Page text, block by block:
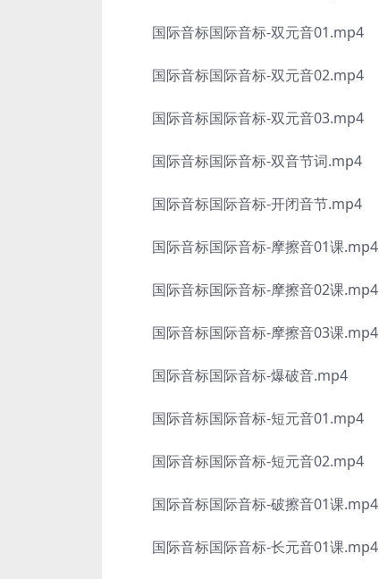
国际音标国际音标-双元音01.mp4
国际音标国际音标-双元音02.mp4
国际音标国际音标-双元音03.mp4
国际音标国际音标-双音节词.mp4
国际音标国际音标-开闭音节.mp4
国际音标国际音标-摩擦音01课.mp4
国际音标国际音标-摩擦音02课.mp4
国际音标国际音标-摩擦音03课.mp4
国际音标国际音标-爆破音.mp4
国际音标国际音标-短元音01.mp4
国际音标国际音标-短元音02.mp4
国际音标国际音标-破擦音01课.mp4
国际音标国际音标-长元音01课.mp4